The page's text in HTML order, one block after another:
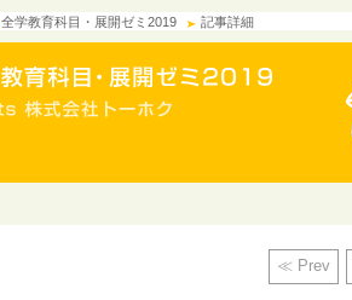
全学教育科目・展開ゼミ2019 記事詳細
≪ Prev